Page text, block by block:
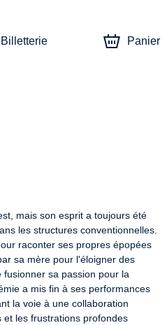
Billetterie Panier
mais son esprit a toujours été
les structures conventionnelles.
raconter ses propres épopées
sa mère pour l'éloigner des
sa passion pour la
a mis fin à ses performances
la voie à une collaboration
et les frustrations profondes